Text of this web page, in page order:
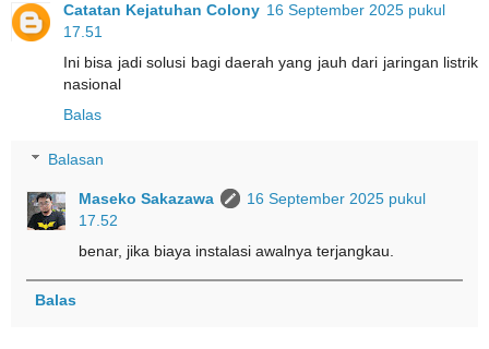
Catatan Kejatuhan Colony 16 September 2025 pukul
17.51
Ini bisa jadi solusi bagi daerah yang jauh dari jaringan listrik
nasional
Balas
Balasan
Maseko Sakazawa
16 September 2025 pukul
17.52
benar, jika biaya instalasi awalnya terjangkau.
Balas